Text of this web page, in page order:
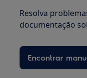
Resolva
documentação
Encontrar